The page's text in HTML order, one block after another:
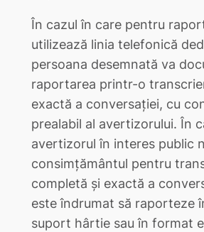
În cazul în care pentru
utilizează linia telefonică
persoana desemnată va
raportarea printr-o
exactă a conversaţiei, cu
prealabil al avertizorului. În
avertizorul în interes public
consimţământul pentru
completă și exactă a
este îndrumat să raporteze
suport hârtie sau în format